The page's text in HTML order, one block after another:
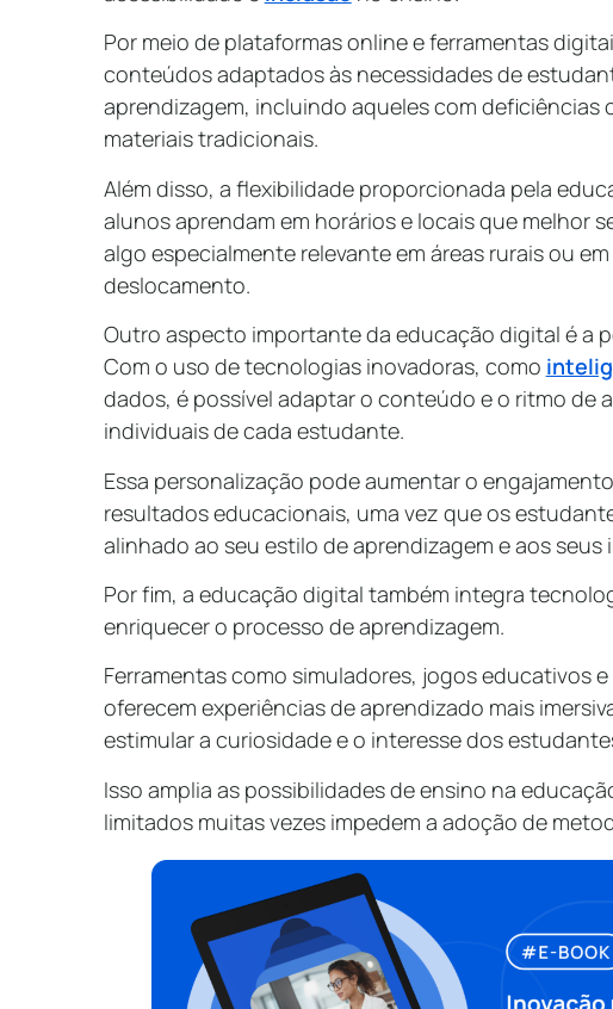
Por meio de plataformas online e ferramentas
conteúdos adaptados às necessidades de
aprendizagem, incluindo aqueles com deficiências
materiais tradicionais.
Além disso, a flexibilidade proporcionada pela
alunos aprendam em horários e locais que melhor
algo especialmente relevante em áreas rurais ou
deslocamento.
Outro aspecto importante da educação digital é a
Com o uso de tecnologias inovadoras, como
dados, é possível adaptar o conteúdo e o ritmo de
individuais de cada estudante.
Essa personalização pode aumentar o
resultados educacionais, uma vez que os
alinhado ao seu estilo de aprendizagem e aos seus
Por fim, a educação digital também integra
enriquecer o processo de aprendizagem.
Ferramentas como simuladores, jogos educativos
oferecem experiências de aprendizado mais
estimular a curiosidade e o interesse dos
Isso amplia as possibilidades de ensino na
limitados muitas vezes impedem a adoção de